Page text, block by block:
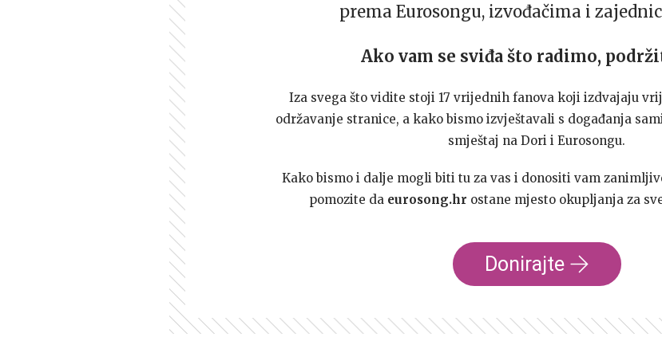
prema Eurosongu, izvođačima i
Ako vam se sviđa što radimo,
Iza svega što vidite stoji 17 vrijednih fanova koji izdvajaju
održavanje stranice, a kako bismo izvještavali s događanja
smještaj na Dori i Eurosongu.
Kako bismo i dalje mogli biti tu za vas i donositi vam
pomozite da eurosong.hr ostane mjesto okupljanja za
Donirajte